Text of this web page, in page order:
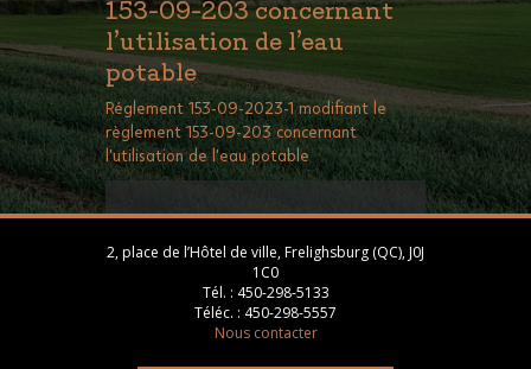
153-09-203 concernant
l’utilisation de l’eau
potable
Réglement 153-09-2023-1 modifiant le
règlement 153-09-203 concernant
l'utilisation de l'eau potable
2, place de l’Hôtel de ville, Frelighsburg (QC), J0J
1C0
Tél. : 450-298-5133
Téléc. : 450-298-5557
Nous contacter